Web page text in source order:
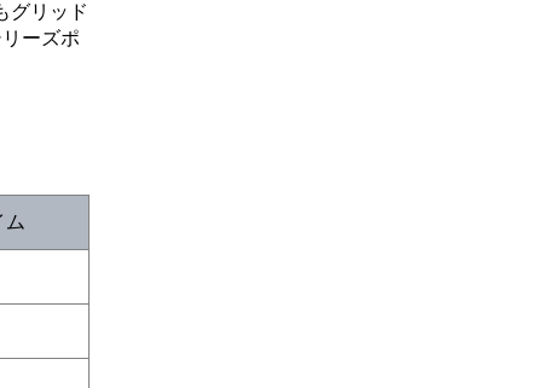
グリッド
ーズポ
ム